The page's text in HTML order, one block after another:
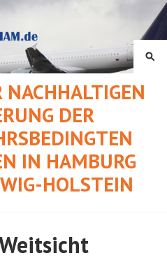
NACHHALTIGEN
DER
IN HAMBURG
HOLSTEIN